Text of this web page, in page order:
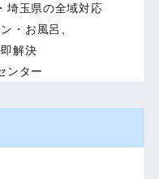
埼玉県の全域対応
・お風呂、
解決
ンター